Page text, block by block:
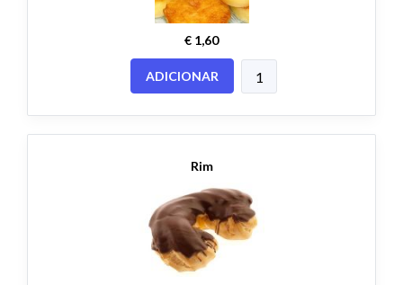
€ 1,60
ADICIONAR
Rim